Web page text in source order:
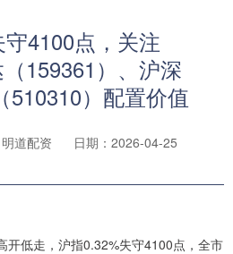
4100点，关注
159361）、沪深
510310）配置价值
道配资
日期：2026-04-25
低走，沪指0.32%失守4100点，全市